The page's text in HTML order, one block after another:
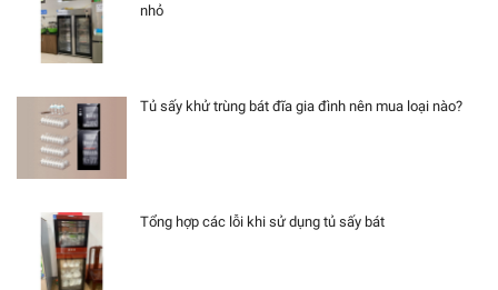
nhỏ
Tủ sấy khử trùng bát đĩa gia đình nên mua loại nào?
Tổng hợp các lỗi khi sử dụng tủ sấy bát